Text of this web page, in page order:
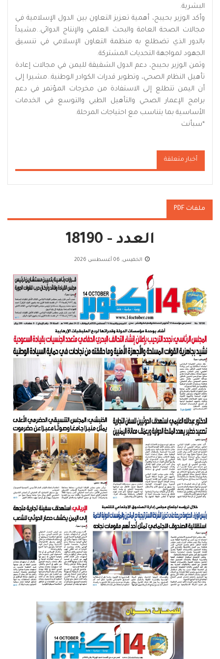
البشرية.
وأكد الوزير بحيبح، أهمية تعزيز التعاون بين الدول الإسلامية في
مجالات الصحة العامة والبحث العلمي والإنتاج الدوائي..مشيداً
بالدور الذي تضطلع به منظمة التعاون الإسلامي في تنسيق
الجهود لمواجهة التحديات المشتركة.
وثمن الوزير بحيبح، دعم الدول الشقيقة لليمن في مجالات إعادة
تأهيل النظام الصحي، وتطوير قدرات الكوادر الوطنية..مشيرا إلى
أن اليمن تتطلع إلى الاستفادة من مخرجات المؤتمر في دعم
برامج الإعمار الصحي والتأهيل الطبي والتوسع في الخدمات
الأساسية بما يتناسب مع احتياجات المرحلة.
*سبأنت
أخبار متعلقة
ملفات PDF
العدد - 18190
الخميس, 06 أغسطس 2026